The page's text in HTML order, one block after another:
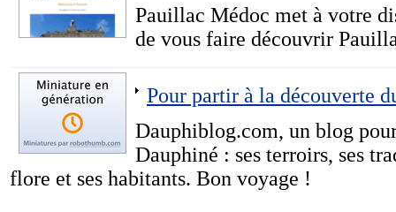
Pauillac Médoc met à votre
de vous faire découvrir
Pour partir à la découverte
Dauphiblog.com, un blog
Dauphiné : ses terroirs, ses
flore et ses habitants. Bon voyage !